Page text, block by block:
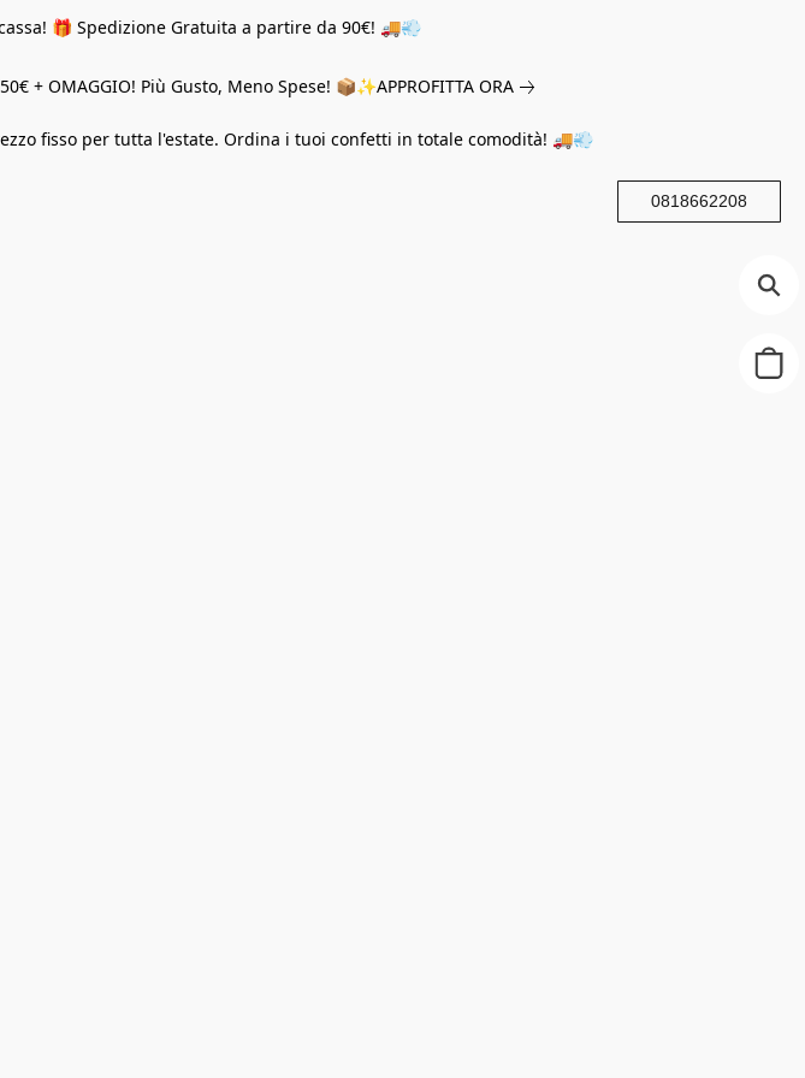
🎁 Spedizione Gratuita a partire da 90€! 🚚💨
+ OMAGGIO! Più Gusto, Meno Spese! 📦✨APPROFITTA ORA
fisso per tutta l'estate. Ordina i tuoi confetti in totale comodità! 🚚💨
0818662208